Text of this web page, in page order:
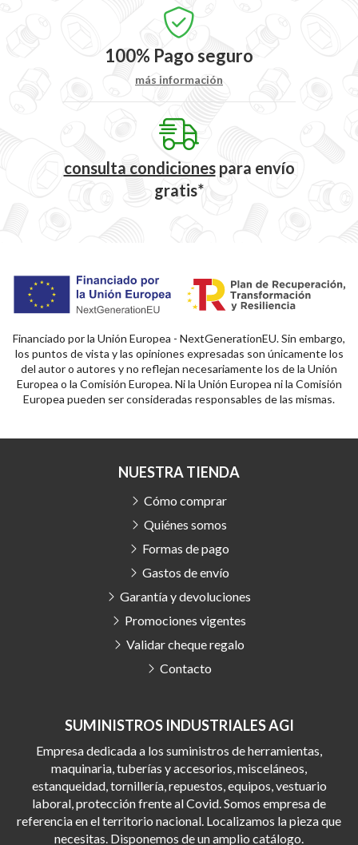
100% Pago seguro
más información
consulta condicionespara envío
gratis*
Financiado por la Unión Europea - NextGenerationEU. Sin embargo,
los puntos de vista y las opiniones expresadas son únicamente los
del autor o autores y no reflejan necesariamente los de la Unión
Europea o la Comisión Europea. Ni la Unión Europea ni la Comisión
Europea pueden ser consideradas responsables de las mismas.
SUMINISTROS INDUSTRIALES AGI
Empresa dedicada a los suministros de herramientas,
maquinaria, tuberías y accesorios, misceláneos,
estanqueidad, tornillería, repuestos, equipos, vestuario
laboral, protección frente al Covid. Somos empresa de
referencia en el territorio nacional. Localizamos la pieza que
necesitas. Disponemos de un amplio catálogo.
NUESTRA TIENDA
Cómo comprar
Quiénes somos
Formas de pago
Gastos de envío
Garantía y devoluciones
Promociones vigentes
Validar cheque regalo
Contacto